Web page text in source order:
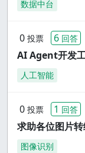
数据中台
0 投票 6 回答
AI Agent开发
人工智能
0 投票 1 回答
求助各位图片
图像识别